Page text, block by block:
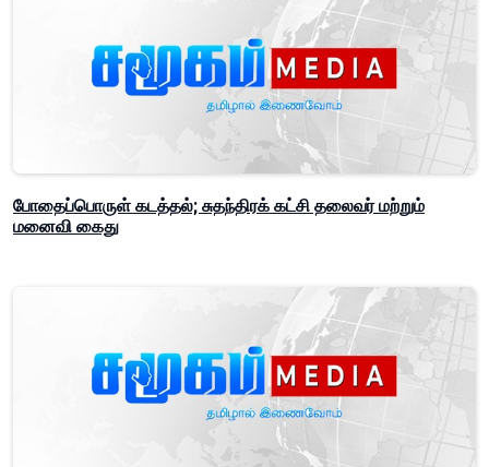
போதைப்பொருள் கடத்தல்; சுதந்திரக் கட்சி தலைவர் மற்றும்
மனைவி கைது